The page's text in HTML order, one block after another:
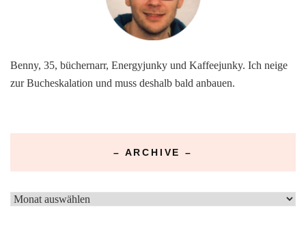
Benny, 35, büchernarr, Energyjunky und Kaffeejunky. Ich neige
zur Bucheskalation und muss deshalb bald anbauen.
– ARCHIVE –
–